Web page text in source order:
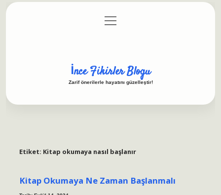
Gizlilik Politikası
menüyü
aç
İnce Fikirler Blogu
Zarif önerilerle hayatını güzelleştir!
Etiket: Kitap okumaya nasıl başlanır
Kitap Okumaya Ne Zaman Başlanmalı